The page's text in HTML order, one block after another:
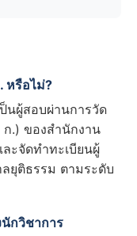
หรือไม่?
นผู้สอบผ่านการวัด
.) ของสำนักงาน
ะจัดทำทะเบียนผู้
ยุติธรรม ตามระดับ
นักวิชาการ